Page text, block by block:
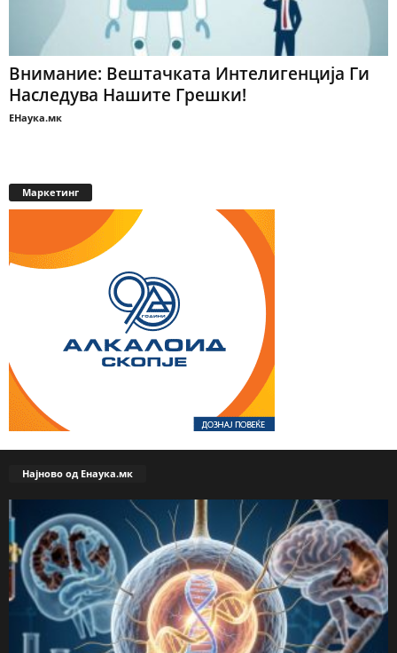
Внимание: Вештачката Интелигенција Ги
Наследува Нашите Грешки!
ЕНаука.мк
Маркетинг
Најново од Енаука.мк